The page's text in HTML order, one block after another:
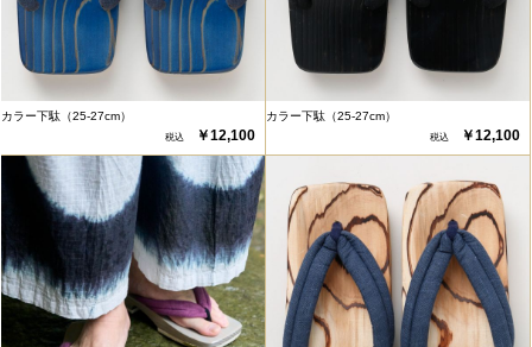
カラー下駄（25-27cm）
￥12,100
カラー下駄（25-27cm）
￥12,100